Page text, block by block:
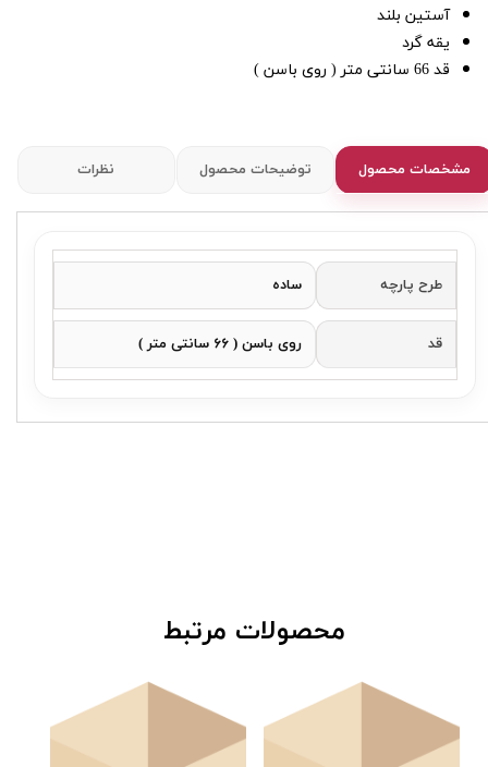
آستین بلند
یقه گرد
قد 66 سانتی متر ( روی باسن )
مشخصات محصول توضیحات محصول نظرات
طرح پارچه ساده
قد روی باسن ( ۶۶ سانتی متر )
​محصولات مرتبط